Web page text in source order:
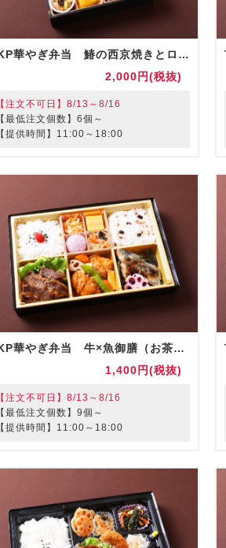
TKP華やぎ弁当 鰆の西京焼きとローストビーフ重（お茶付）
2,000円(税抜)
【注文不可日】8/13～8/16
【最低注文個数】6個～
【提供時間】11:00～18:00
TKP華やぎ弁当 牛×魚御膳（お茶付）
1,400円(税抜)
【注文不可日】8/13～8/16
【最低注文個数】9個～
【提供時間】11:00～18:00